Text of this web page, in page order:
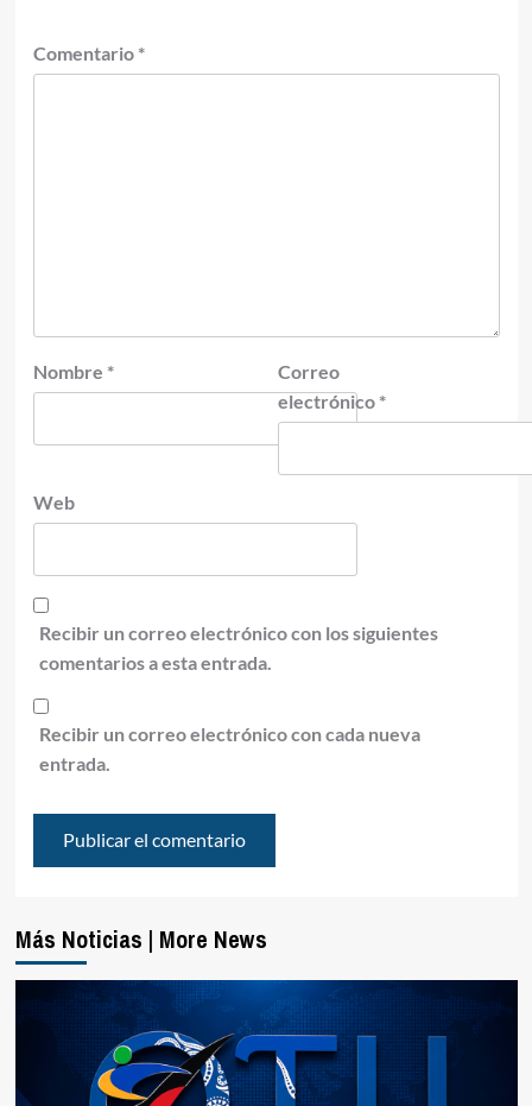
Comentario *
Nombre *
Correo
electrónico *
Web
Recibir un correo electrónico con los siguientes
comentarios a esta entrada.
Recibir un correo electrónico con cada nueva
entrada.
Más Noticias | More News